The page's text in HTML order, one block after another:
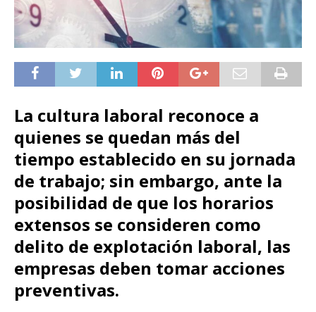
La cultura laboral reconoce a
quienes se quedan más del
tiempo establecido en su jornada
de trabajo; sin embargo, ante la
posibilidad de que los horarios
extensos se consideren como
delito de explotación laboral, las
empresas deben tomar acciones
preventivas.